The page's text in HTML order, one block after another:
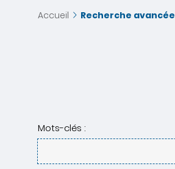
Accueil Recherche avancée
Mots-clés :